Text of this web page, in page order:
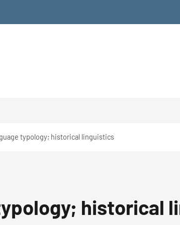
typology; historical linguistics
historical